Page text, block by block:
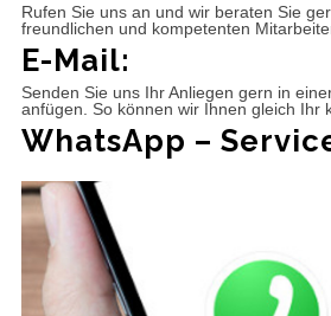
Rufen Sie uns an und wir beraten Sie
freundlichen und kompetenten
E-Mail:
Senden Sie uns Ihr Anliegen gern in
anfügen. So können wir Ihnen gleich Ihr
WhatsApp –